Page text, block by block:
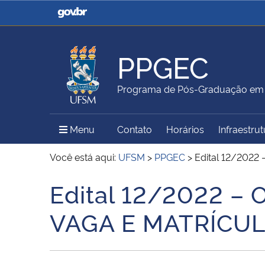
Casa Civil
Ministério da Justiça e
Ministério da Agricultura,
Pecuária e Abastecimento
Ministério da Educação
Ministério do Meio Ambiente Ministério do Turismo
Secretaria de Governo
Gabinete de Segurança
Institucional
PPGEC
Programa de Pós-Graduação
Menu Menu Principal do Sítio
Contato Horários
Você está aqui: UFSM > PPGEC > Edital 12/2022
Início do conteúdo
Edital 12/2022 –
VAGA E